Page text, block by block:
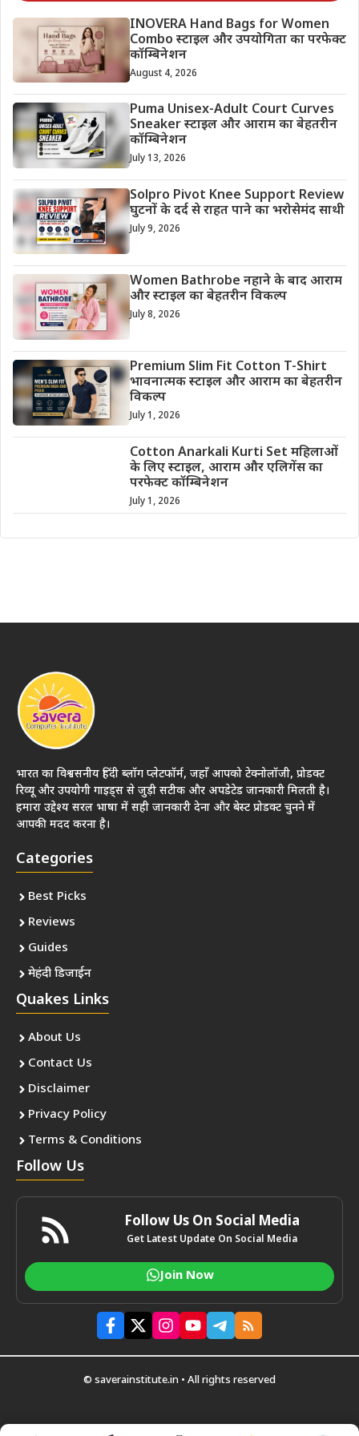
INOVERA Hand Bags for Women
Combo स्टाइल और उपयोगिता का परफेक्ट
कॉम्बिनेशन
August 4, 2026
Puma Unisex-Adult Court Curves
Sneaker स्टाइल और आराम का बेहतरीन
कॉम्बिनेशन
July 13, 2026
Solpro Pivot Knee Support Review
घुटनों के दर्द से राहत पाने का भरोसेमंद साथी
July 9, 2026
Women Bathrobe नहाने के बाद आराम
और स्टाइल का बेहतरीन विकल्प
July 8, 2026
Premium Slim Fit Cotton T-Shirt
भावनात्मक स्टाइल और आराम का बेहतरीन
विकल्प
July 1, 2026
Cotton Anarkali Kurti Set महिलाओं
के लिए स्टाइल, आराम और एलिगेंस का
परफेक्ट कॉम्बिनेशन
July 1, 2026
भारत का विश्वसनीय हिंदी ब्लॉग प्लेटफॉर्म, जहाँ आपको टेक्नोलॉजी, प्रोडक्ट
रिव्यू और उपयोगी गाइड्स से जुड़ी सटीक और अपडेटेड जानकारी मिलती है।
हमारा उद्देश्य सरल भाषा में सही जानकारी देना और बेस्ट प्रोडक्ट चुनने में
आपकी मदद करना है।
Categories
Best Picks
Reviews
Guides
मेहंदी डिजाईन
Quakes Links
About Us
Contact Us
Disclaimer
Privacy Policy
Terms & Conditions
Follow Us
Follow Us On Social Media
Get Latest Update On Social Media
Join Now
© saverainstitute.in • All rights reserved